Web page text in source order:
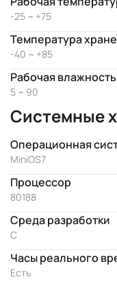
-25 ~ +75
Температура
-40 ~ +85
Рабочая
5 ~ 90
Системные
Операционная
MiniOS7
Процессор
80188
Cреда разработки
C
Часы реального
Есть